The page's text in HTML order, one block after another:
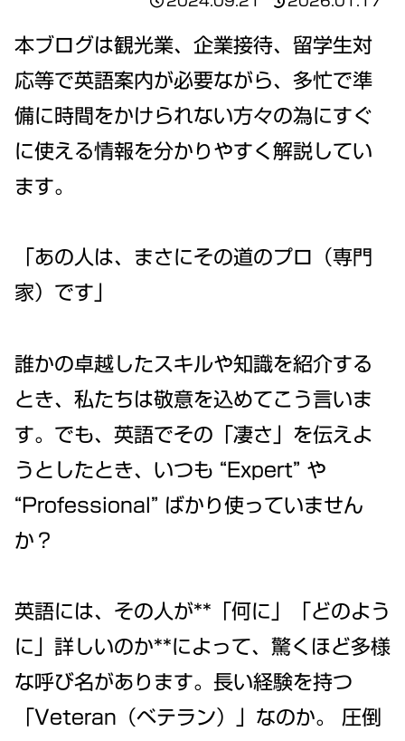
本ブログは観光業、企業接待、留学生対
応等で英語案内が必要ながら、多忙で準
備に時間をかけられない方々の為にすぐ
に使える情報を分かりやすく解説してい
ます。
「あの人は、まさにその道のプロ（専門
家）です」
誰かの卓越したスキルや知識を紹介する
とき、私たちは敬意を込めてこう言いま
す。でも、英語でその「凄さ」を伝えよ
うとしたとき、いつも “Expert” や
“Professional” ばかり使っていません
か？
英語には、その人が**「何に」「どのよう
に」詳しいのか**によって、驚くほど多様
な呼び名があります。長い経験を持つ
「Veteran（ベテラン）」なのか。 圧倒